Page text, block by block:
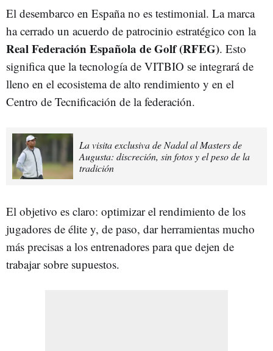
El desembarco en España no es testimonial. La marca
ha cerrado un acuerdo de patrocinio estratégico con la
Real Federación Española de Golf (RFEG). Esto
significa que la tecnología de VITBIO se integrará de
lleno en el ecosistema de alto rendimiento y en el
Centro de Tecnificación de la federación.
La visita exclusiva de Nadal al Masters de
Augusta: discreción, sin fotos y el peso de la
tradición
El objetivo es claro: optimizar el rendimiento de los
jugadores de élite y, de paso, dar herramientas mucho
más precisas a los entrenadores para que dejen de
trabajar sobre supuestos.